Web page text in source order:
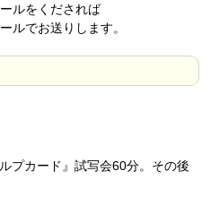
ルをくだされば
ルでお送りします。
プカード』試写会60分。その後